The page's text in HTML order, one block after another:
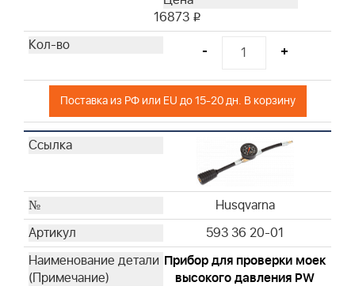
Husqvarna
Husqvarna
Husqvarna
Husqvarna
Husqvarna
Husqvarna
Husqvarna
Husqvarna
Husqvarna
Husqvarna
Husqvarna
16873 i
- +
Поставка из РФ или EU до 15-20 дн. В корзину
Husqvarna
593 36 20-01
Прибор для проверки моек
высокого давления PW